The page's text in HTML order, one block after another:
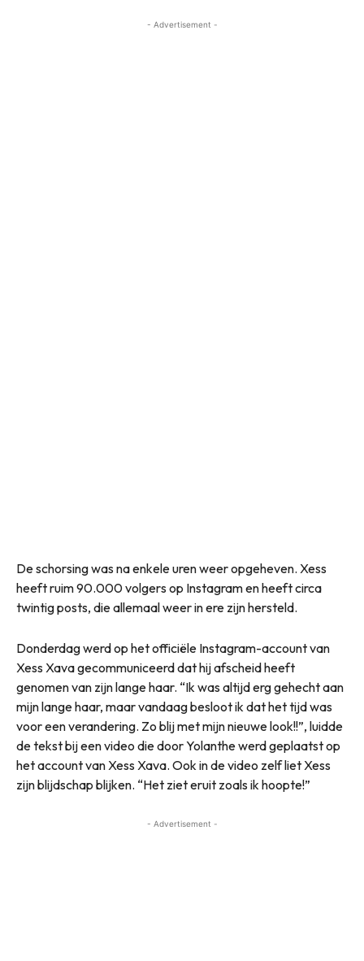
- Advertisement -
De schorsing was na enkele uren weer opgeheven. Xess
heeft ruim 90.000 volgers op Instagram en heeft circa
twintig posts, die allemaal weer in ere zijn hersteld.
Donderdag werd op het officiële Instagram-account van
Xess Xava gecommuniceerd dat hij afscheid heeft
genomen van zijn lange haar. “Ik was altijd erg gehecht aan
mijn lange haar, maar vandaag besloot ik dat het tijd was
voor een verandering. Zo blij met mijn nieuwe look!!”, luidde
de tekst bij een video die door Yolanthe werd geplaatst op
het account van Xess Xava. Ook in de video zelf liet Xess
zijn blijdschap blijken. “Het ziet eruit zoals ik hoopte!”
- Advertisement -